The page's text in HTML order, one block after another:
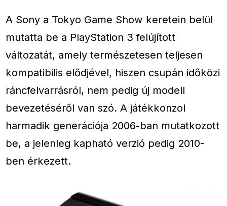
A Sony a Tokyo Game Show keretein belül
mutatta be a PlayStation 3 felújított
változatát, amely természetesen teljesen
kompatibilis elődjével, hiszen csupán időközi
ráncfelvarrásról, nem pedig új modell
bevezetéséről van szó. A játékkonzol
harmadik generációja 2006-ban mutatkozott
be, a jelenleg kapható verzió pedig 2010-
ben érkezett.